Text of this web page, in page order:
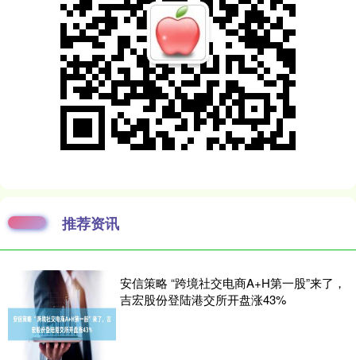
推荐资讯
安信策略 “跨境社交电商A+H第一股”来了，
吉宏股份登陆港交所开盘涨43%